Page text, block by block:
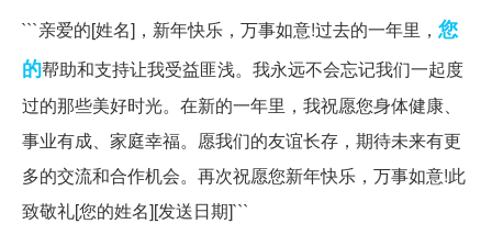
```亲爱的[姓名]，新年快乐，万事如意!过去的一年里， 您
的帮助和支持让我受益匪浅。我永远不会忘记我们一起度
过的那些美好时光。在新的一年里，我祝愿您身体健康、
事业有成、家庭幸福。愿我们的友谊长存，期待未来有更
多的交流和合作机会。再次祝愿您新年快乐，万事如意!此
致敬礼[您的姓名][发送日期]```